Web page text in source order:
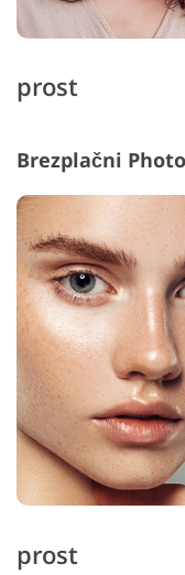
prost
prost